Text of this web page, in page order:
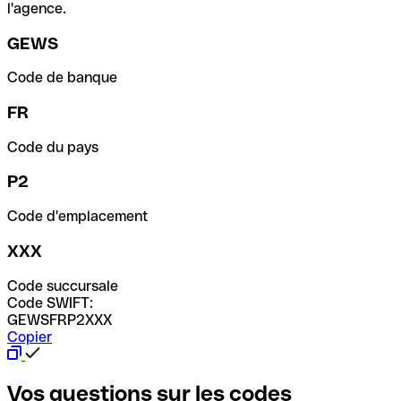
l'agence.
GEWS
Code de banque
FR
Code du pays
P2
Code d'emplacement
XXX
Code succursale
Code SWIFT:
GEWSFRP2XXX
Copier
Vos questions sur les codes